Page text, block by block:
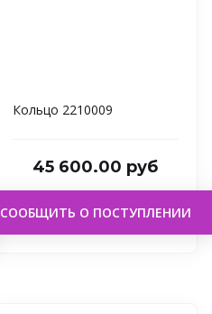
Кольцо 2210009
45 600.00 руб
СООБЩИТЬ О ПОСТУПЛЕНИИ